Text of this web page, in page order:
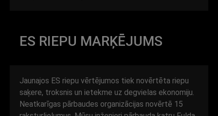
ES RIEPU MARĶĒJUMS
Jaunajos ES riepu vērtējumos tiek novērtēta riepu
saķere, troksnis un ietekme uz degvielas ekonomiju.
Neatkarīgas pārbaudes organizācijas novērtē 15